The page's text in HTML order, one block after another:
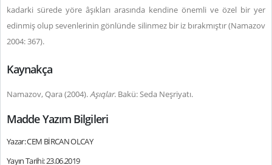
kadarki sürede yöre âşıkları arasında kendine önemli ve özel bir yer
edinmiş olup sevenlerinin gönlünde silinmez bir iz bırakmıştır (Namazov
2004: 367).
Kaynakça
Namazov, Qara (2004).Aşıqlar. Bakü: Seda Neşriyatı.
Madde Yazım Bilgileri
Yazar: CEM BİRCAN OLCAY
Yayın Tarihi: 23.06.2019